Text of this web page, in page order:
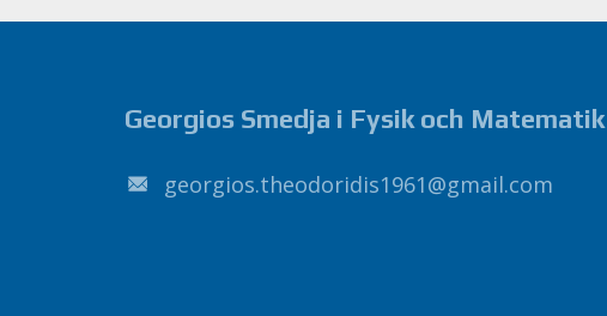
Georgios Smedja i Fysik och Matematik
moc
.
liamg
@
1691sidirodoeht.soigroeg